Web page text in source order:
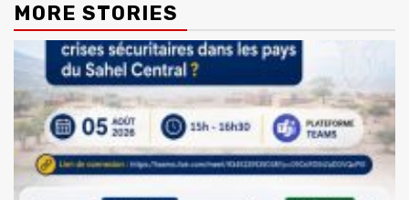
MORE STORIES